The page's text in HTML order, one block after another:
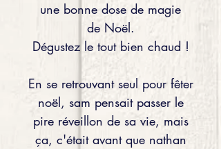
une bonne dose de magie
de Noël.
Dégustez le tout bien chaud !
En se retrouvant seul pour fêter
noël, sam pensait passer le
pire réveillon de sa vie, mais
ça, c'était avant que nathan